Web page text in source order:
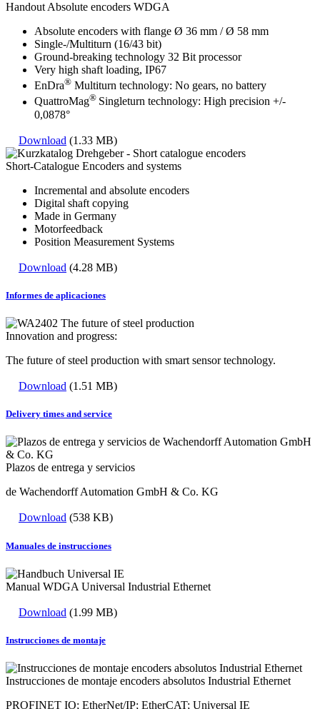
Handout Absolute encoders WDGA
Absolute encoders with flange Ø 36 mm / Ø 58 mm
Single-/Multiturn (16/43 bit)
Ground-breaking technology 32 Bit processor
Very high shaft loading, IP67
EnDra® Multiturn technology: No gears, no battery
QuattroMag® Singleturn technology: High precision +/-
0,0878°
Download (1.33 MB)
Short-Catalogue Encoders and systems
Incremental and absolute encoders
Digital shaft copying
Made in Germany
Motorfeedback
Position Measurement Systems
Download (4.28 MB)
Informes de aplicaciones
Innovation and progress:
The future of steel production with smart sensor technology.
Download (1.51 MB)
Delivery times and service
Plazos de entrega y servicios
de Wachendorff Automation GmbH & Co. KG
Download (538 KB)
Manuales de instrucciones
Manual WDGA Universal Industrial Ethernet
Download (1.99 MB)
Instrucciones de montaje
Instrucciones de montaje encoders absolutos Industrial Ethernet
PROFINET IO; EtherNet/IP; EtherCAT; Universal IE